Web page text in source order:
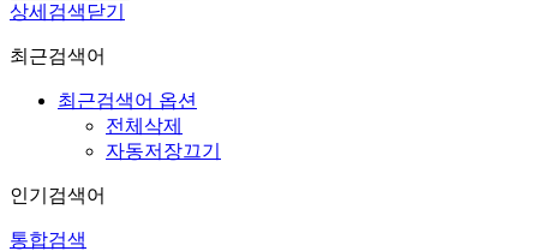
상세검색닫기
최근검색어
최근검색어 옵션
전체삭제
자동저장끄기
인기검색어
통합검색